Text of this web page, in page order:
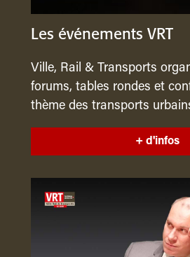
Les événements VRT
Ville, Rail & Transports
forums, tables rondes et
thème des transports
+ d'infos